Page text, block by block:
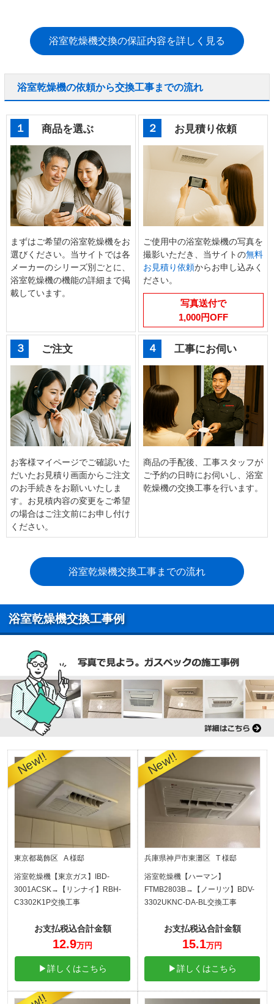
浴室乾燥機交換の保証内容を詳しく見る
浴室乾燥機の依頼から交換工事までの流れ
１ 商品を選ぶ
まずはご希望の浴室乾燥機をお
選びください。当サイトでは各
メーカーのシリーズ別ごとに、
浴室乾燥機の機能の詳細まで掲
載しています。
２ お見積り依頼
ご使用中の浴室乾燥機の写真を
撮影いただき、当サイトの無料
お見積り依頼からお申し込みく
ださい。
写真送付で
1,000円OFF
３ ご注文
お客様マイページでご確認いた
だいたお見積り画面からご注文
のお手続きをお願いいたしま
す。お見積内容の変更をご希望
の場合はご注文前にお申し付け
ください。
４ 工事にお伺い
商品の手配後、工事スタッフが
ご予約の日時にお伺いし、浴室
乾燥機の交換工事を行います。
浴室乾燥機交換工事までの流れ
浴室乾燥機交換工事例
東京都葛飾区 A 様邸
浴室乾燥機【東京ガス】IBD-
3001ACSK→【リンナイ】RBH-
C3302K1P交換工事
お支払税込合計金額
12.9万円
▶詳しくはこちら
兵庫県神戸市東灘区 T 様邸
浴室乾燥機【ハーマン】
FTMB2803B→【ノーリツ】BDV-
3302UKNC-DA-BL交換工事
お支払税込合計金額
15.1万円
▶詳しくはこちら